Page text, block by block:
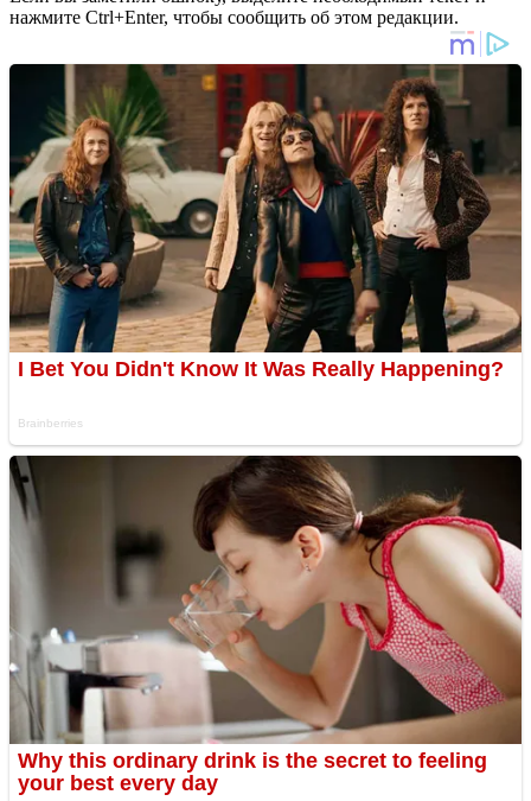
нажмите Ctrl+Enter, чтобы сообщить об этом редакции.